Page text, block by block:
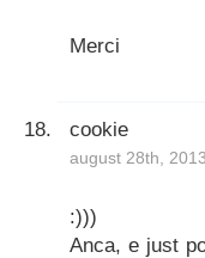
Merci
cookie
august 28th,
:)))
Anca, e just